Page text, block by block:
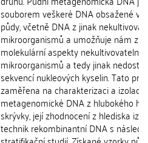
souborem veškeré DNA obsažené
půdy, včetně DNA z jinak
mikroorganismů a umožňuje nám
molekulární aspekty
mikroorganismů a tedy jinak
sekvencí nukleových kyselin. Tato
zaměřena na charakterizaci a izolaci
metagenomické DNA z hlubokého
skrývky, její zhodnocení z hlediska
technik rekombinantní DNA s